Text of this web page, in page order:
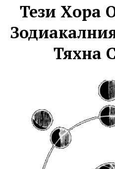
Тези Хора
Тяхна